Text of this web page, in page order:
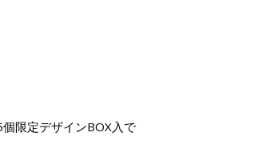
限定デザインBOX入で